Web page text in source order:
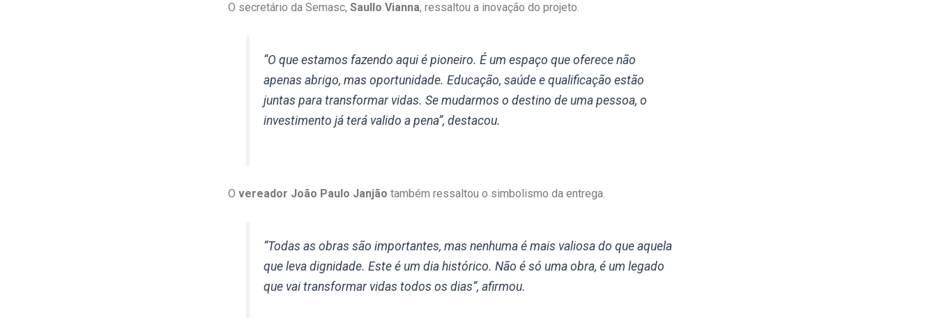
O secretário da Semasc, Saullo Vianna, ressaltou a inovação do projeto.
“O que estamos fazendo aqui é pioneiro. É um espaço que oferece não
apenas abrigo, mas oportunidade. Educação, saúde e qualificação estão
juntas para transformar vidas. Se mudarmos o destino de uma pessoa, o
investimento já terá valido a pena”, destacou.
O vereador João Paulo Janjão também ressaltou o simbolismo da entrega.
“Todas as obras são importantes, mas nenhuma é mais valiosa do que aquela
que leva dignidade. Este é um dia histórico. Não é só uma obra, é um legado
que vai transformar vidas todos os dias”, afirmou.